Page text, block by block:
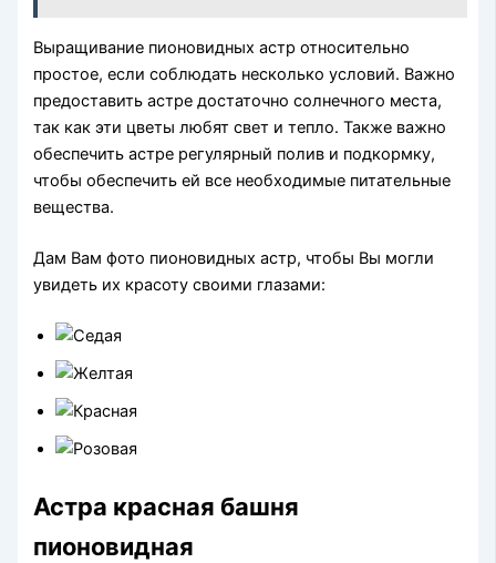
Выращивание пионовидных астр относительно
простое, если соблюдать несколько условий. Важно
предоставить астре достаточно солнечного места,
так как эти цветы любят свет и тепло. Также важно
обеспечить астре регулярный полив и подкормку,
чтобы обеспечить ей все необходимые питательные
вещества.
Дам Вам фото пионовидных астр, чтобы Вы могли
увидеть их красоту своими глазами:
Астра красная башня
пионовидная